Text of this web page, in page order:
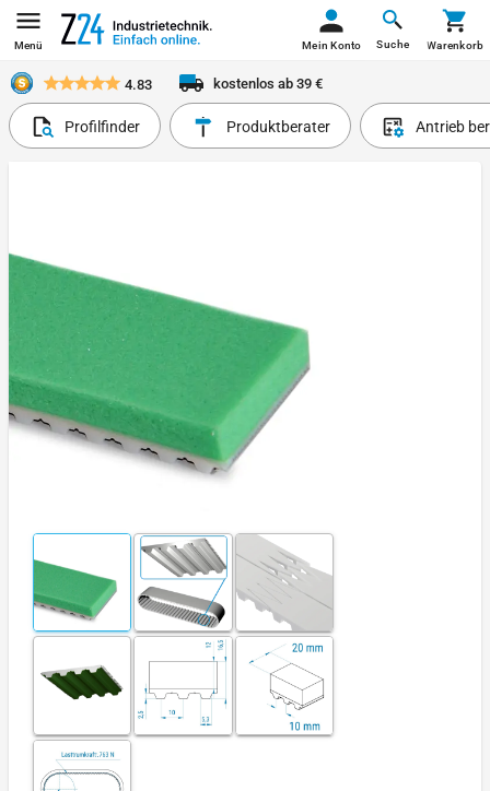
Menü Suche
Mein Konto Warenkorb
4.83 kostenlos ab 39 €
Profilfinder Produktberater Antrieb